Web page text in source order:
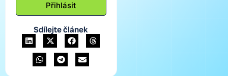
Přihlásit
Sdílejte článek